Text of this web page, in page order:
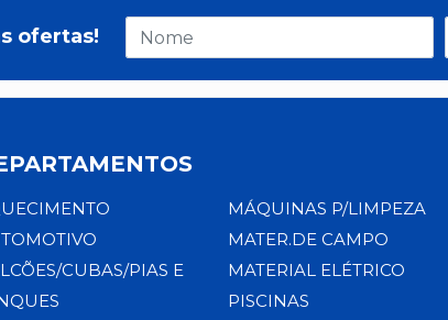
ofertas!
CUBAS/PIAS E
MÁQUINAS P/LIMPEZA
MATER.DE CAMPO
MATERIAL ELÉTRICO
PISCINAS